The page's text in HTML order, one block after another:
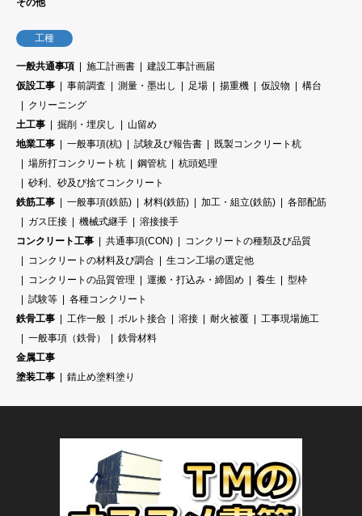
工種
一般共通事項 施工計画書
建設工事計画届
仮設工事
事前調査 測量・墨出し 足場 揚重機 仮設物
構台
クリーニング
土工事
掘削・埋戻し
山留め
地業工事
一般事項(杭) 試験及び報告書
既製コンクリート杭
場所打コンクリート杭
鋼管杭
杭頭処理
砂利、砂及び捨てコンクリート
鉄筋工事
一般事項(鉄筋) 材料(鉄筋) 加工・組立(鉄筋)
各部配筋
ガス圧接
機械式継手
溶接接手
コンクリート工事
共通事項(CON)
コンクリートの種類及び品質
コンクリートの材料及び調合
生コン工場の選定他
コンクリートの品質管理
運搬・打込み・締固め 養生
型枠
試験等
各種コンクリート
鉄骨工事
工作一般 ボルト接合 溶接 耐火被覆
工事現場施工
一般事項（鉄骨）
鉄骨材料
金属工事
塗装工事
錆止め塗料塗り